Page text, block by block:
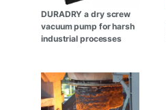
DURADRY a dry screw
vacuum pump for harsh
industrial processes